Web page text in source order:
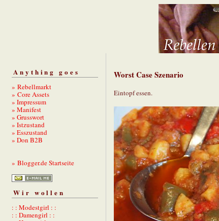
Anything goes
» Rebellmarkt
» Core Assets
» Impressum
» Manifest
» Grusswort
» Istzustand
» Esszustand
» Don B2B
» Blogger.de Startseite
Wir wollen
: : Modestgirl : :
: : Damengirl : :
Worst Case Szenario
Eintopf essen.